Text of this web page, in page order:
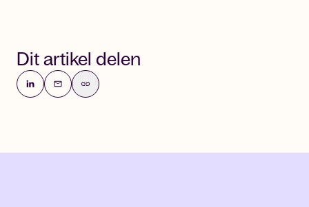
Dit artikel delen